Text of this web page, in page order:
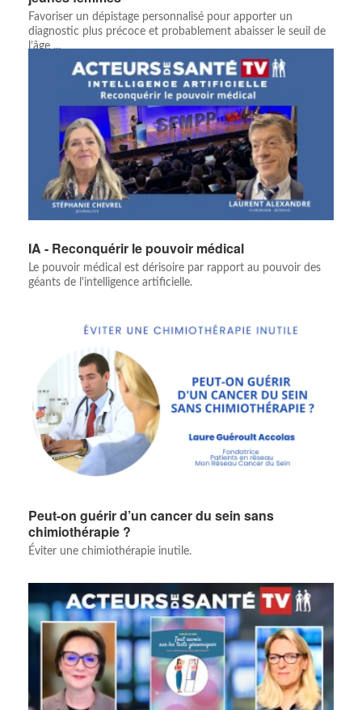
Favoriser un dépistage personnalisé pour apporter un
diagnostic plus précoce et probablement abaisser le seuil de
l’âge ...
IA - Reconquérir le pouvoir médical
Le pouvoir médical est dérisoire par rapport au pouvoir des
géants de l'intelligence artificielle.
Peut-on guérir d’un cancer du sein sans
chimiothérapie ?
Éviter une chimiothérapie inutile.